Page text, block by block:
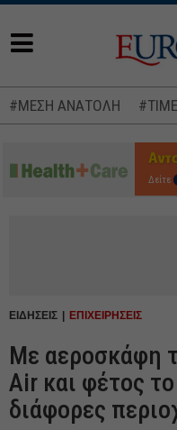
#ΜΕΣΗ ΑΝΑΤΟΛΗ
Δείτε
ΕΙΔΗΣΕΙΣ ΕΠΙΧΕΙΡΗΣΕΙΣ
Με αεροσκάφη
Air και φέτος
διάφορες